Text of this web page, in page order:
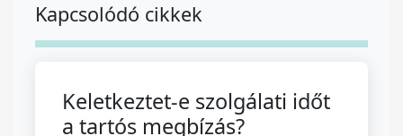
Kapcsolódó cikkek
Keletkeztet-e szolgálati időt
a tartós megbízás?